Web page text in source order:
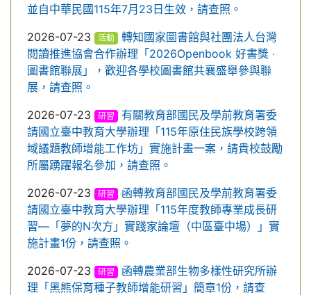
並自中華民國115年7月23日生效，請查照。
2026-07-23
活動
轉知國家圖書館與社團法人台灣
閱讀推進協會合作辦理「2026Openbook 好書獎 ‧
圖書館聯展」，歡迎各學校圖書館共襄盛舉參與聯
展，請查照。
2026-07-23
研習
有關教育部國民及學前教育署委
請國立臺中教育大學辦理「115年原住民族學校跨領
域議題教師增能工作坊」實施計畫一案，請貴校鼓勵
所屬踴躍報名參加，請查照。
2026-07-23
研習
函轉教育部國民及學前教育署委
請國立臺中教育大學辦理「115年度教師專業成長研
習—「夢的N次方」實踐家論壇（中區臺中場）」實
施計畫1份，請查照。
2026-07-23
研習
函轉農業部生物多樣性研究所辦
理「黑熊保育種子教師增能研習」簡章1份，請查